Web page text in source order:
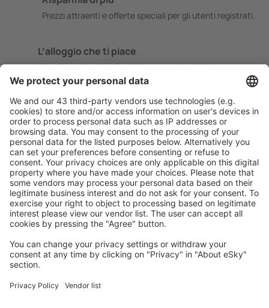
Prezzi attraenti e offerte speciali per gli utenti registrati.
L’alloggio che ti piace
Scegli tra oltre 1,3 milioni di strutture: hotel, lodge,
appartamenti e altri.
Le strutture più ricercate dagli utenti eSky
Pernottamenti negli Stati Uniti d'America - Città popolari
Pernottamenti in Sevierville Pernottamenti in Davenport
Pernottamenti in Kissimmee
Pernottamenti in Panama City Beach
Pernottamenti a Myrtle Beach Pernottamenti in Port Aransas